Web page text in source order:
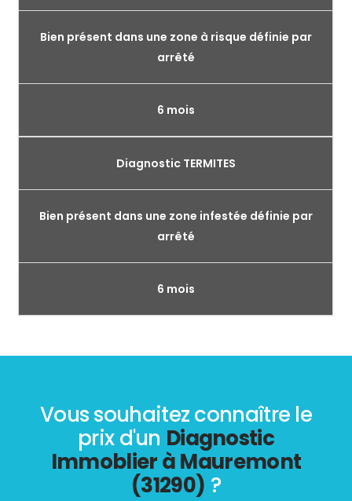
Bien présent dans une zone à risque définie par
arrêté
6 mois
Diagnostic TERMITES
Bien présent dans une zone infestée définie par
arrêté
6 mois
Vous souhaitez connaître le
prix d'un Diagnostic
Immoblier à Mauremont
(31290) ?